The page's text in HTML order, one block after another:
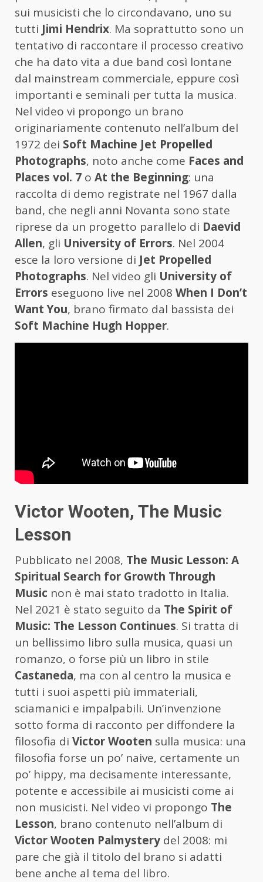
sui musicisti che lo circondavano, uno su
tutti Jimi Hendrix. Ma soprattutto sono un
tentativo di raccontare il processo creativo
che ha dato vita a due band così lontane
dal mainstream commerciale, eppure così
importanti e seminali per tutta la musica.
Nel video vi propongo un brano
originariamente contenuto nell’album del
1972 dei Soft Machine Jet Propelled
Photographs, noto anche come Faces and
Places vol. 7 o At the Beginning: una
raccolta di demo registrate nel 1967 dalla
band, che negli anni Novanta sono state
riprese da un progetto parallelo di Daevid
Allen, gli University of Errors. Nel 2004
esce la loro versione di Jet Propelled
Photographs. Nel video gli University of
Errors eseguono live nel 2008 When I Don’t
Want You, brano firmato dal bassista dei
Soft Machine Hugh Hopper.
Victor Wooten, The Music
Lesson
Pubblicato nel 2008, The Music Lesson: A
Spiritual Search for Growth Through
Music non è mai stato tradotto in Italia.
Nel 2021 è stato seguito da The Spirit of
Music: The Lesson Continues. Si tratta di
un bellissimo libro sulla musica, quasi un
romanzo, o forse più un libro in stile
Castaneda, ma con al centro la musica e
tutti i suoi aspetti più immateriali,
sciamanici e impalpabili. Un’invenzione
sotto forma di racconto per diffondere la
filosofia di Victor Wooten sulla musica: una
filosofia forse un po’ naive, certamente un
po’ hippy, ma decisamente interessante,
potente e accessibile ai musicisti come ai
non musicisti. Nel video vi propongo The
Lesson, brano contenuto nell’album di
Victor Wooten Palmystery del 2008: mi
pare che già il titolo del brano si adatti
bene anche al tema del libro.